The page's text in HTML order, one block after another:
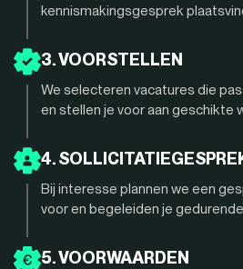
kennismakingsgesprek
3. VOORSTELLEN
We selecteren vacatures die
en stellen je voor aan geschikte
4.
Bij interesse plannen we een
voor en begeleiden je
5. VOORWAARDEN